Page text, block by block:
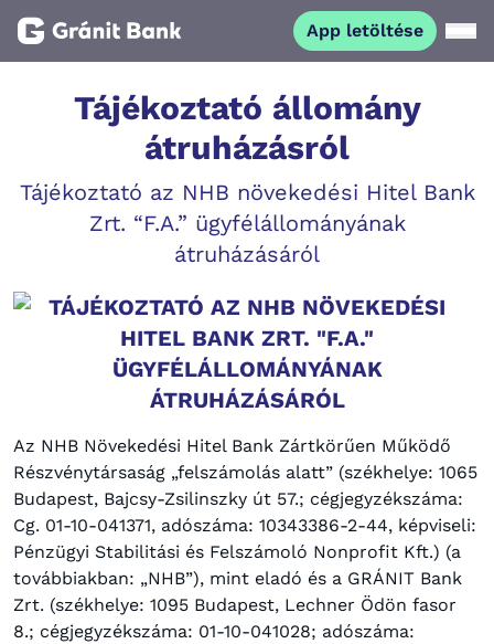
App letöltése
Magánszemélyeknek
Vállalkozásoknak
Fiataloknak
Befektetőknek
Kapcsolat
Netbank App letöltése
Tájékoztató állomány
átruházásról
Tájékoztató az NHB növekedési Hitel Bank
Zrt. “F.A.” ügyfélállományának
átruházásáról
TÁJÉKOZTATÓ AZ NHB NÖVEKEDÉSI
HITEL BANK ZRT. "F.A."
ÜGYFÉLÁLLOMÁNYÁNAK
ÁTRUHÁZÁSÁRÓL
Az NHB Növekedési Hitel Bank Zártkörűen Működő
Részvénytársaság „felszámolás alatt” (székhelye: 1065
Budapest, Bajcsy-Zsilinszky út 57.; cégjegyzékszáma:
Cg. 01-10-041371, adószáma: 10343386-2-44, képviseli:
Pénzügyi Stabilitási és Felszámoló Nonprofit Kft.) (a
továbbiakban: „NHB”), mint eladó és a GRÁNIT Bank
Zrt. (székhelye: 1095 Budapest, Lechner Ödön fasor
8.; cégjegyzékszáma: 01-10-041028; adószáma: